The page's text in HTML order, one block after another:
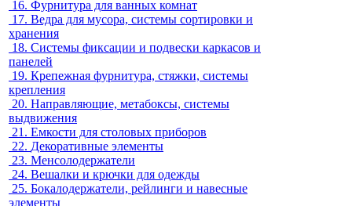
16. Фурнитура для ванных комнат
17. Ведра для мусора, системы сортировки и
хранения
18. Системы фиксации и подвески каркасов и
панелей
19. Крепежная фурнитура, стяжки, системы
крепления
20. Направляющие, метабоксы, системы
выдвижения
21. Емкости для столовых приборов
22. Декоративные элементы
23. Менсолодержатели
24. Вешалки и крючки для одежды
25. Бокалодержатели, рейлинги и навесные
элементы